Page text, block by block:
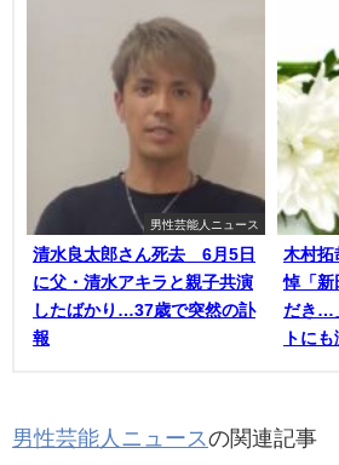
男性芸能人ニュース
清水良太郎さん死去 6月5日
に父・清水アキラと親子共演
したばかり…37歳で突然の訃
報
木村拓
悼「新
だき…
トに
男性芸能人ニュースの関連記事